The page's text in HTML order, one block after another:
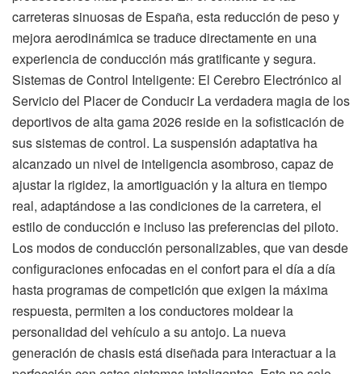
carreteras sinuosas de España, esta reducción de peso y
mejora aerodinámica se traduce directamente en una
experiencia de conducción más gratificante y segura.
Sistemas de Control Inteligente: El Cerebro Electrónico al
Servicio del Placer de Conducir La verdadera magia de los
deportivos de alta gama 2026 reside en la sofisticación de
sus sistemas de control. La suspensión adaptativa ha
alcanzado un nivel de inteligencia asombroso, capaz de
ajustar la rigidez, la amortiguación y la altura en tiempo
real, adaptándose a las condiciones de la carretera, el
estilo de conducción e incluso las preferencias del piloto.
Los modos de conducción personalizables, que van desde
configuraciones enfocadas en el confort para el día a día
hasta programas de competición que exigen la máxima
respuesta, permiten a los conductores moldear la
personalidad del vehículo a su antojo. La nueva
generación de chasis está diseñada para interactuar a la